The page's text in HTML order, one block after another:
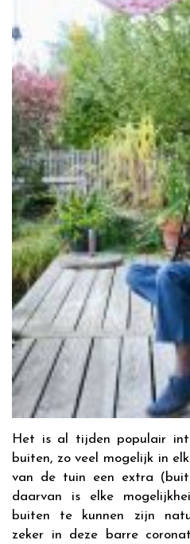
Het is al tijden populair
buiten, zo veel mogelijk in
van de tuin een extra
daarvan is elke
buiten te kunnen zijn
zeker in deze barre